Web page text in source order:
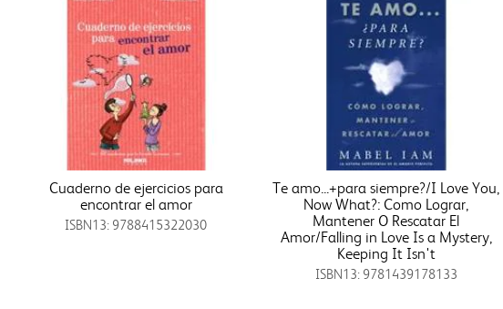
Cuaderno de ejercicios para
encontrar el amor
ISBN13: 9788415322030
Te amo...+para siempre?/I Love You,
Now What?: Como Lograr,
Mantener O Rescatar El
Amor/Falling in Love Is a Mystery,
Keeping It Isn't
ISBN13: 9781439178133